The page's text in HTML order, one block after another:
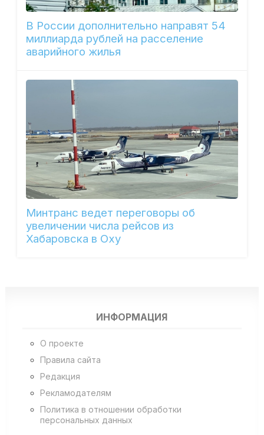
В России дополнительно направят 54
миллиарда рублей на расселение
аварийного жилья
Минтранс ведет переговоры об
увеличении числа рейсов из
Хабаровска в Оху
ИНФОРМАЦИЯ
О проекте
Правила сайта
Редакция
Рекламодателям
Политика в отношении обработки
персональных данных